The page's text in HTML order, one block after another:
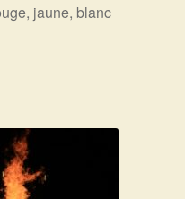
jaune, blanc